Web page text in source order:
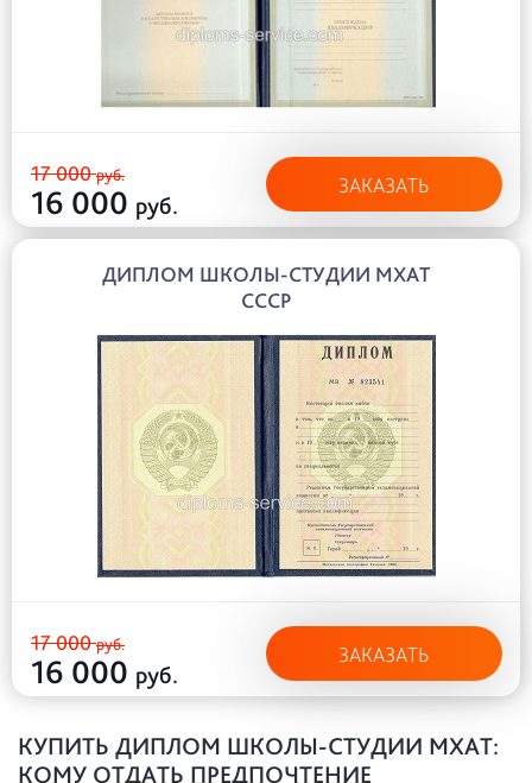
17 000руб.
16 000 руб.
ЗАКАЗАТЬ
ДИПЛОМ ШКОЛЫ-СТУДИИ МХАТ
СССР
17 000руб.
16 000 руб.
ЗАКАЗАТЬ
КУПИТЬ ДИПЛОМ ШКОЛЫ-СТУДИИ МХАТ:
КОМУ ОТДАТЬ ПРЕДПОЧТЕНИЕ